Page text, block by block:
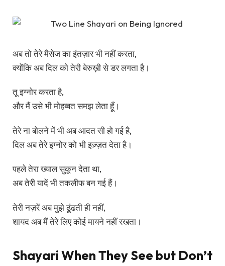
अब तो तेरे मैसेज का इंतज़ार भी नहीं करता,
क्योंकि अब दिल को तेरी बेरुख़ी से डर लगता है।
तू इग्नोर करता है,
और मैं उसे भी मोहब्बत समझ लेता हूँ।
तेरे ना बोलने में भी अब आदत सी हो गई है,
दिल अब तेरे इग्नोर को भी इज़्ज़त देता है।
पहले तेरा ख्याल सुकून देता था,
अब तेरी यादें भी तकलीफ बन गई हैं।
तेरी नज़रें अब मुझे ढूंढती ही नहीं,
शायद अब मैं तेरे लिए कोई मायने नहीं रखता।
Shayari When They See but Don’t